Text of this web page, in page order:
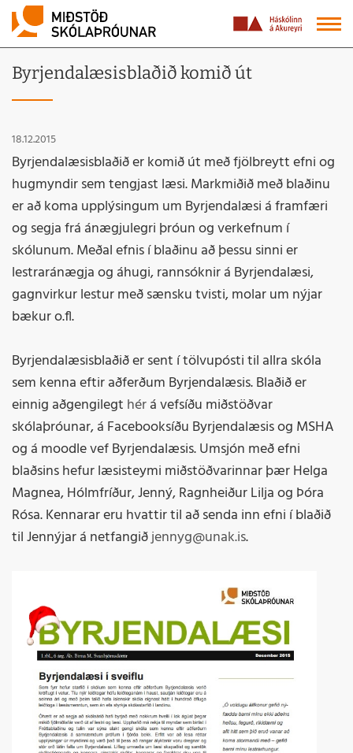
Byrjendalæsisblaðið komið út
18.12.2015
Byrjendalæsisblaðið er komið út með fjölbreytt efni og
hugmyndir sem tengjast læsi. Markmiðið með blaðinu
er að koma upplýsingum um Byrjendalæsi á framfæri
og segja frá ánægjulegri þróun og verkefnum í
skólunum. Meðal efnis í blaðinu að þessu sinni er
lestraránægja og áhugi, rannsóknir á Byrjendalæsi,
gagnvirkur lestur með sænsku tvisti, molar um nýjar
bækur o.fl.
Byrjendalæsisblaðið er sent í tölvupósti til allra skóla
sem kenna eftir aðferðum Byrjendalæsis. Blaðið er
einnig aðgengilegt hérá vefsíðu miðstöðvar
skólaþróunar, á Facebooksíðu Byrjendalæsis og MSHA
og á moodle vef Byrjendalæsis. Umsjón með efni
blaðsins hefur læsisteymi miðstöðvarinnar þær Helga
Magnea, Hólmfríður, Jenný, Ragnheiður Lilja og Þóra
Rósa. Kennarar eru hvattir til að senda inn efni í blaðið
til Jennýjar á netfangiðjennyg@unak.is.